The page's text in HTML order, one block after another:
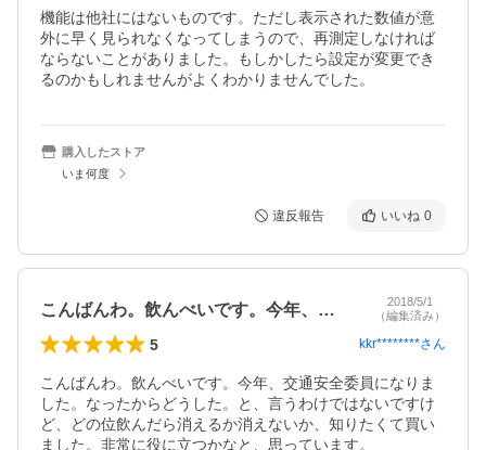
機能は他社にはないものです。ただし表示された数値が意
外に早く見られなくなってしまうので、再測定しなければ
ならないことがありました。もしかしたら設定が変更でき
るのかもしれませんがよくわかりませんでした。
購入したストア
いま何度
違反報告 いいね 0
こんばんわ。飲んべいです。今年、交通安…
2018/5/1
（編集済み）
5 kkr********さん
こんばんわ。飲んべいです。今年、交通安全委員になりま
した。なったからどうした。と、言うわけではないですけ
ど、どの位飲んだら消えるか消えないか、知りたくて買い
ました。非常に役に立つかなと、思っています。